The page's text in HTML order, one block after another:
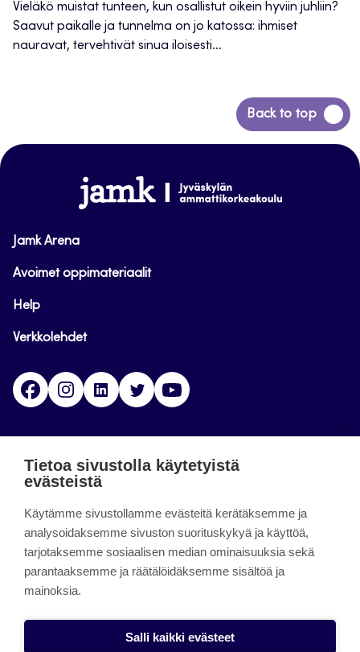
Vieläkö muistat tunteen, kun osallistut oikein hyviin juhliin?
Saavut paikalle ja tunnelma on jo katossa: ihmiset
nauravat, tervehtivät sinua iloisesti...
Back to top
Siirry
takaisin
www.jamk.fi
Jamk Arena
Avoimet oppimateriaalit
Help
Verkkolehdet
FacebookInstagramLinkedinTwitter
päättynyt 11.9.2023.
About the site
Käyttöehdot
Saavutettavuusseloste
Tietoa sivustolla käytetyistä
evästeistä
Käytämme sivustollamme evästeitä kerätäksemme ja
analysoidaksemme sivuston suorituskykyä ja käyttöä,
tarjotaksemme sosiaalisen median ominaisuuksia sekä
parantaaksemme ja räätälöidäksemme sisältöä ja
mainoksia.
Salli kaikki evästeet